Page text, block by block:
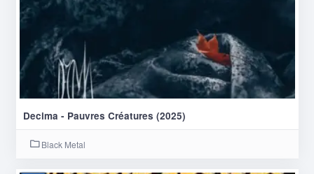
Decima - Pauvres Créatures (2025)
Black Metal